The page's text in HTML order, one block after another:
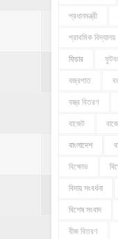
প্রধানমন্ত্রী
প্রাথমিক বিদ্যালয়
ফিচার
বজ্রপাত
বস্ত্র বিতরণ
বাজেট
বাংলাদেশ
বিক্ষোভ
বিদায় সংবর্ধনা
বিশেষ সংবাদ
বীজ বিতরণ